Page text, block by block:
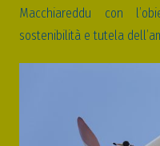
Macchiareddu con
sostenibilità e tutela